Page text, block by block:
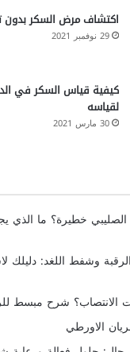
اكتشاف مرض السكر بدون
29 نوفمبر 2021
كيفية قياس السكر في
لقياسه
30 مارس 2021
خطيرة؟ ما الذي
وشفط اللغد: دليلك
شرح مبسط
الاورطي